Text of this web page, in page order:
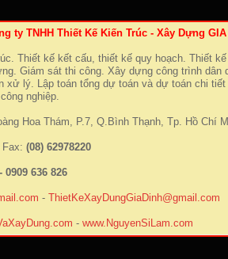
ty TNHH Thiết Kế Kiến Trúc - Xây Dựng
Thiết kế kết cấu, thiết kế quy hoạch. Thiết
Giám sát thi công. Xây dựng công trình dân
xử lý. Lập toán tổng dự toán và dự toán chi tiết
nghiệp.
Hoa Thám, P.7, Q.Bình Thạnh, Tp. Hồ Chí
Fax: (08) 62978220
0909 636 826
- ThietKeXayDungGiaDinh@gmail.com
- www.NguyenSiLam.com